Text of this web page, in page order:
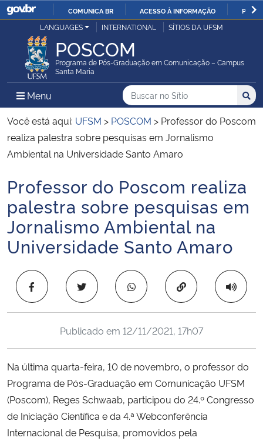
IR
PARA
O
COMUNICA BR ACESSO À INFORMAÇÃO
Ministério da Justiça e Segurança Pública
Ministério da Defesa
Ministério das Relações Exteriores
Ministério da Economia
Ministério da Infraestrutura
Ministério da Agricultura, Pecuária e Abastecimento
Ministério da Educação
Ministério da Cidadania
Ministério da Saúde
Ministério de Minas e Energia
Ministério da Ciência, Tecnologia, Inovações e Comunicações
Ministério do Meio Ambiente
Ministério do Turismo
LANGUAGES INTERNATIONAL SÍTIOS DA UFSM
POSCOM
Programa de Pós-Graduação em Comunicação – Campus
Santa Maria
Menu Menu Principal do Sítio
Busca
Buscar no no Sítio
Busca:
Você está aqui: UFSM > POSCOM > Professor do Poscom
realiza palestra sobre pesquisas em Jornalismo
Ambiental na Universidade Santo Amaro
Início do conteúdo
Professor do Poscom realiza
palestra sobre pesquisas em
Jornalismo Ambiental na
Universidade Santo Amaro
Copiar para área
Publicado em 12/11/2021, 17h07
Na última quarta-feira, 10 de novembro, o professor do
Programa de Pós-Graduação em Comunicação UFSM
(Poscom), Reges Schwaab, participou do 24.º Congresso
de Iniciação Científica e da 4.ª Webconferência
Internacional de Pesquisa, promovidos pela